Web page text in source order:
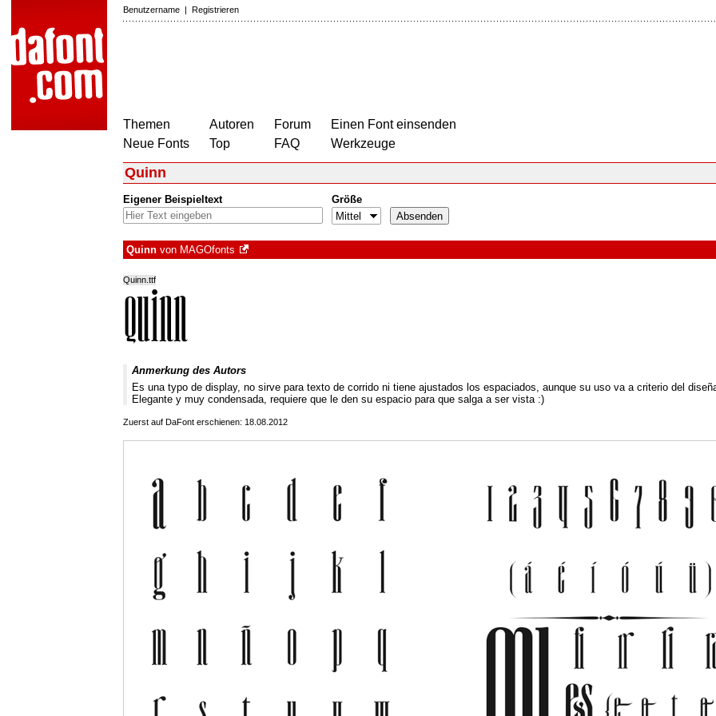
Benutzername | Registrieren
Themen
Neue Fonts
Autoren
Top
Forum
FAQ
Einen Font einsenden
Werkzeuge
Quinn
Eigener Beispieltext Größe
Quinn von MAGOfonts
Quinn.ttf
Anmerkung des Autors
Es una typo de display, no sirve para texto de corrido ni tiene ajustados los espaciados, aunque su uso va a criterio del
Elegante y muy condensada, requiere que le den su espacio para que salga a ser vista :)
Zuerst auf DaFont erschienen: 18.08.2012